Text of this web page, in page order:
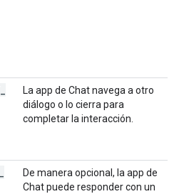
La app de Chat navega a otro
diálogo o lo cierra para
completar la interacción.
De manera opcional, la app de
Chat puede responder con un